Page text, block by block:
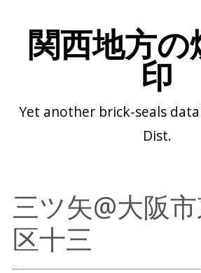
関西地方の
印
Yet another brick-seals
Dist.
三ツ矢@大阪
区十三